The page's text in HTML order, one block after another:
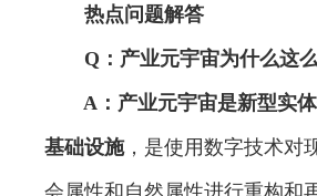
热点问题解答
Q：产业元宇宙为什么这么
A：产业元宇宙是新型实
基础设施，是使用数字技术对
会属性和自然属性进行重构和